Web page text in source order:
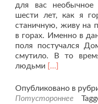
для вас
шести лет, как я
станичную, живу на
в горах. Именно в
поля постучался
смутило. В то
людьми Читать
проДемоны
вокруг
[…]
Опубликовано в
Потустороннее